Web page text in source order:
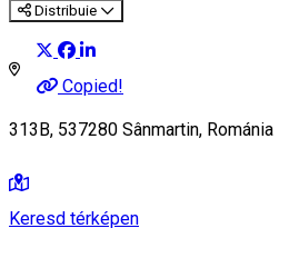
Distribuie
Copied!
313B, 537280 Sânmartin, Románia
Keresd térképen